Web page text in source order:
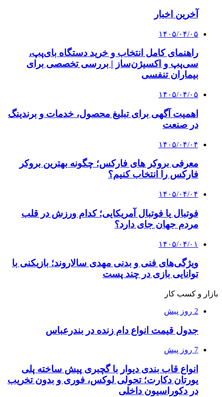
آخرین اخبار
۱۴۰۵/۰۴/۰۵
راهنمای کامل انتخاب و خرید دستگاه بای‌پپ،
سی‌پپ و اکسیژن‌ساز | بررسی تخصصی برای
بیماران تنفسی
۱۴۰۵/۰۴/۰۵
اهمیت آگهی برای تبلیغ محصول، خدمات و برندینگ
در صنعت
۱۴۰۵/۰۴/۰۴
معرفی بروکر های فارکس؛ چگونه بهترین بروکر
فارکس را انتخاب کنیم؟
۱۴۰۵/۰۴/۰۴
فوتبال یا فوتبال آمریکایی؛ کدام ورزش در قلب
مردم جهان جای دارد؟
۱۴۰۵/۰۴/۰۱
ویژگی‌های فنی و بدنی مهدی سالاروند؛ بازیکنی با
توانایی بازی در چند پست
بازار و کسب کار
2 روز پیش
جدول قیمت انواع دام زنده در بندرعباس
7 روز پیش
انواع قاب بندی دیوار با گچبری پیش ساخته پلی
یورتان دکارت؛ تحولی لوکس، فوری و بدون تخریب
در دکوراسیون داخلی